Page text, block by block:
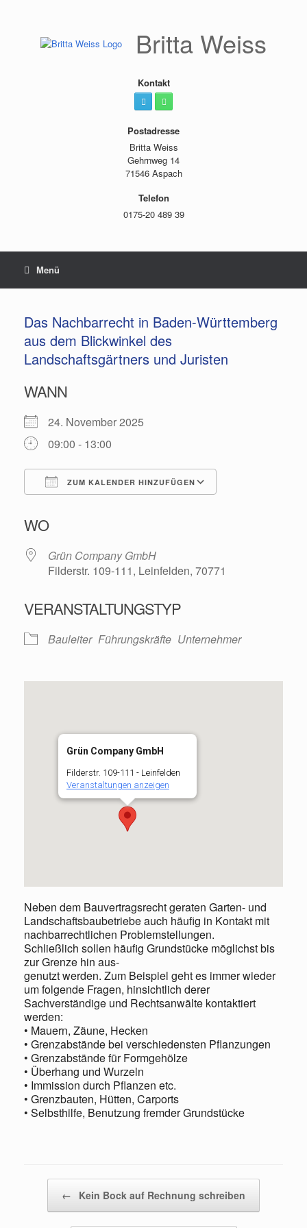
Britta Weiss
Kontakt
Postadresse
Britta Weiss
Gehrnweg 14
71546 Aspach
Telefon
0175-20 489 39
Menü
Das Nachbarrecht in Baden-Württemberg
aus dem Blickwinkel des
Landschaftsgärtners und Juristen
WANN
24. November 2025
09:00 - 13:00
ZUM KALENDER HINZUFÜGEN
WO
Grün Company GmbH
Filderstr. 109-111, Leinfelden, 70771
VERANSTALTUNGSTYP
Bauleiter Führungskräfte Unternehmer
Grün Company GmbH
Filderstr. 109-111 - Leinfelden
Veranstaltungen anzeigen
Neben dem Bauvertragsrecht geraten Garten- und
Landschaftsbaubetriebe auch häufig in Kontakt mit
nachbarrechtlichen Problemstellungen.
Schließlich sollen häufig Grundstücke möglichst bis
zur Grenze hin aus-
genutzt werden. Zum Beispiel geht es immer wieder
um folgende Fragen, hinsichtlich derer
Sachverständige und Rechtsanwälte kontaktiert
werden:
• Mauern, Zäune, Hecken
• Grenzabstände bei verschiedensten Pflanzungen
• Grenzabstände für Formgehölze
• Überhang und Wurzeln
• Immission durch Pflanzen etc.
• Grenzbauten, Hütten, Carports
• Selbsthilfe, Benutzung fremder Grundstücke
← Kein Bock auf Rechnung schreiben